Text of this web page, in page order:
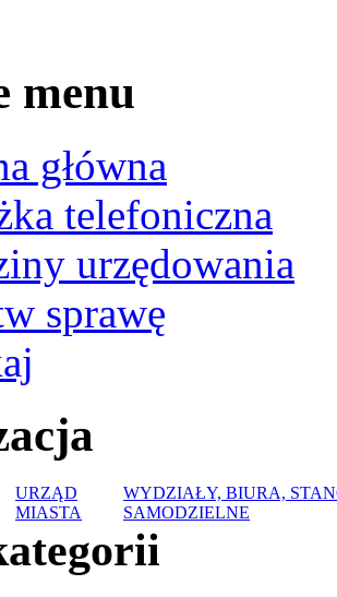
menu
główna
telefoniczna
urzędowania
sprawę
URZĄD
MIASTA
WYDZIAŁY, BIURA,
SAMODZIELNE